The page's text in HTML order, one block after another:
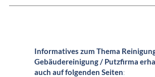
Informatives zum Thema
Gebäudereinigung / Putzfirma
auch auf folgenden Seiten: